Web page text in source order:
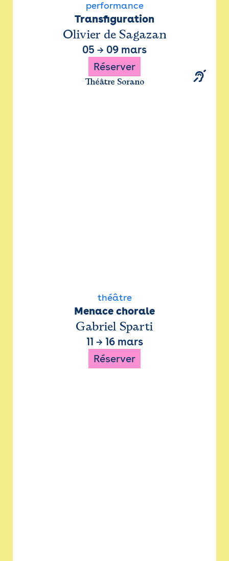
performance
Transfiguration
Olivier de Sagazan
05 → 09 mars
Réserver
Théâtre Sorano
théâtre
Menace chorale
Gabriel Sparti
11 → 16 mars
Réserver